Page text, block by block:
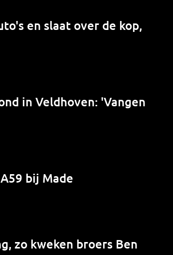
en slaat over de kop,
in Veldhoven: 'Vangen
bij Made
zo kweken broers Ben